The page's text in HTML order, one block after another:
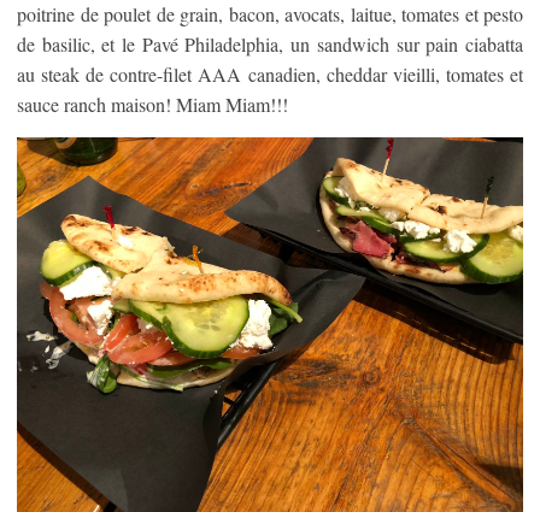
poitrine de poulet de grain, bacon, avocats, laitue, tomates et pesto
de basilic, et le Pavé Philadelphia, un sandwich sur pain ciabatta
au steak de contre-filet AAA canadien, cheddar vieilli, tomates et
sauce ranch maison! Miam Miam!!!